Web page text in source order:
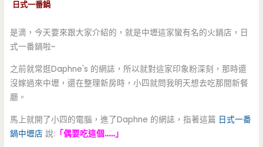
日式一番鍋
是滴，今天要來跟大家介紹的，就是中壢這家蠻有名的火鍋店，日
式一番鍋啦~
之前就常逛Daphne's 的網誌，所以就對這家印象粉深刻，那時還
沒嫁過來中壢，還在整理新房時，小四就問我明天想去吃那間新餐
廳。
馬上就開了小四的電腦，進了Daphne 的網誌，指著這篇 日式一番
鍋中壢店 說: 「偶要吃這個……」